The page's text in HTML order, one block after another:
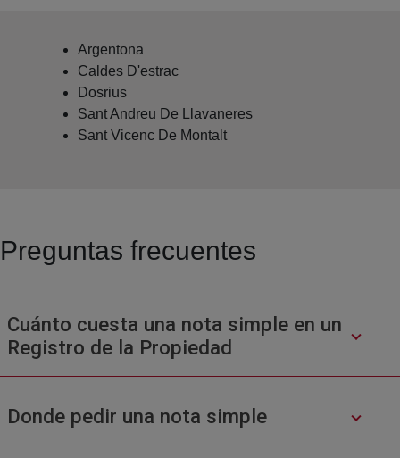
Argentona
Caldes D'estrac
Dosrius
Sant Andreu De Llavaneres
Sant Vicenc De Montalt
Preguntas frecuentes
Cuánto cuesta una nota simple en un
Registro de la Propiedad
Donde pedir una nota simple